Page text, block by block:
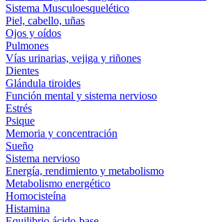
Sistema Musculoesquelético
Piel, cabello, uñas
Ojos y oídos
Pulmones
Vías urinarias, vejiga y riñones
Dientes
Glándula tiroides
Función mental y sistema nervioso
Estrés
Psique
Memoria y concentración
Sueño
Sistema nervioso
Energía, rendimiento y metabolismo
Metabolismo energético
Homocisteína
Histamina